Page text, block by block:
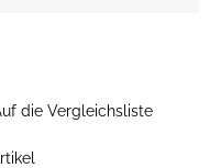
die Vergleichsliste